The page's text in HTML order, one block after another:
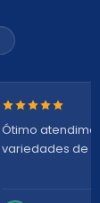
Nota 5 de 5
Ótimo
variedades de